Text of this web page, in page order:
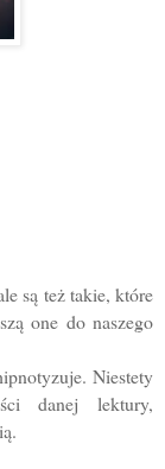
są też takie, które
one do naszego
Niestety
danej lektury,